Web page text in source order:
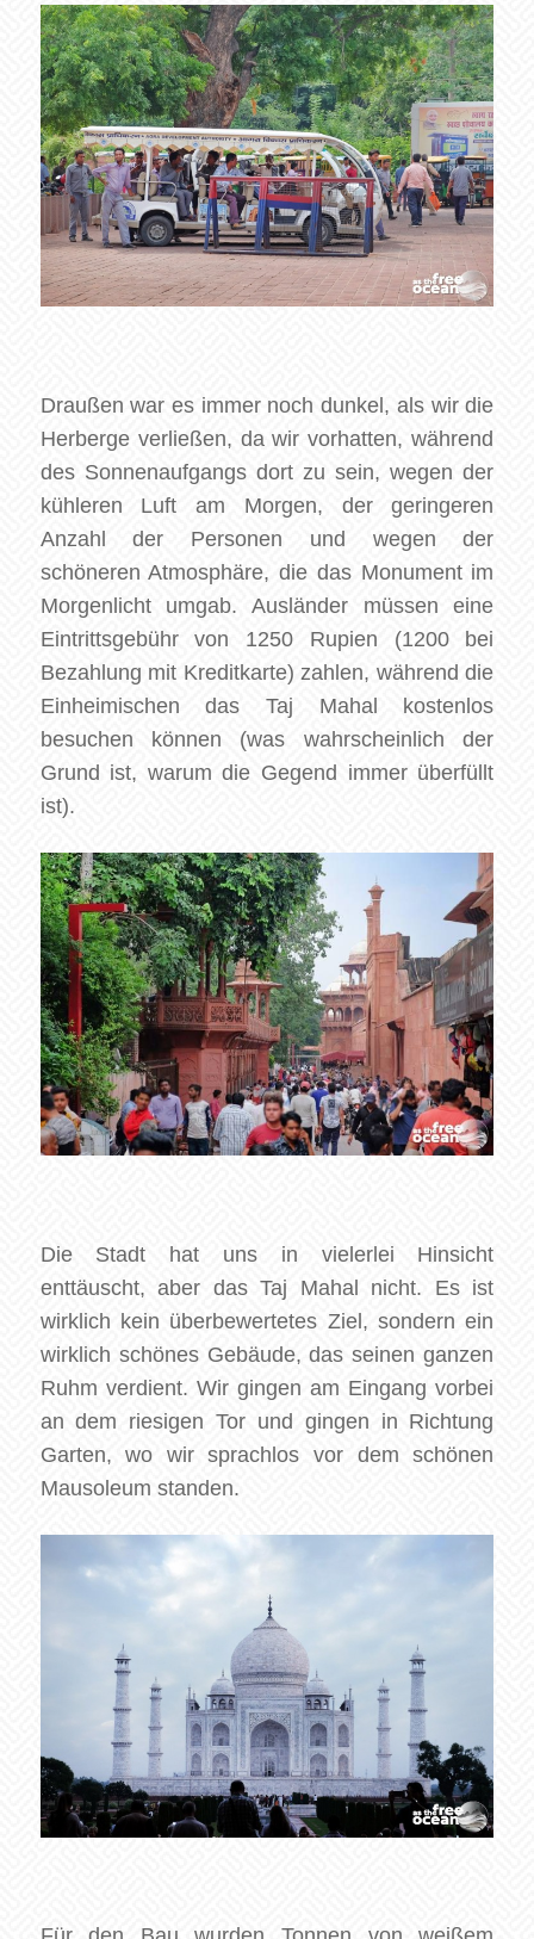
Draußen war es immer noch dunkel, als wir die
Herberge verließen, da wir vorhatten, während
des Sonnenaufgangs dort zu sein, wegen der
kühleren Luft am Morgen, der geringeren
Anzahl der Personen und wegen der
schöneren Atmosphäre, die das Monument im
Morgenlicht umgab. Ausländer müssen eine
Eintrittsgebühr von 1250 Rupien (1200 bei
Bezahlung mit Kreditkarte) zahlen, während die
Einheimischen das Taj Mahal kostenlos
besuchen können (was wahrscheinlich der
Grund ist, warum die Gegend immer überfüllt
ist).
Die Stadt hat uns in vielerlei Hinsicht
enttäuscht, aber das Taj Mahal nicht. Es ist
wirklich kein überbewertetes Ziel, sondern ein
wirklich schönes Gebäude, das seinen ganzen
Ruhm verdient. Wir gingen am Eingang vorbei
an dem riesigen Tor und gingen in Richtung
Garten, wo wir sprachlos vor dem schönen
Mausoleum standen.